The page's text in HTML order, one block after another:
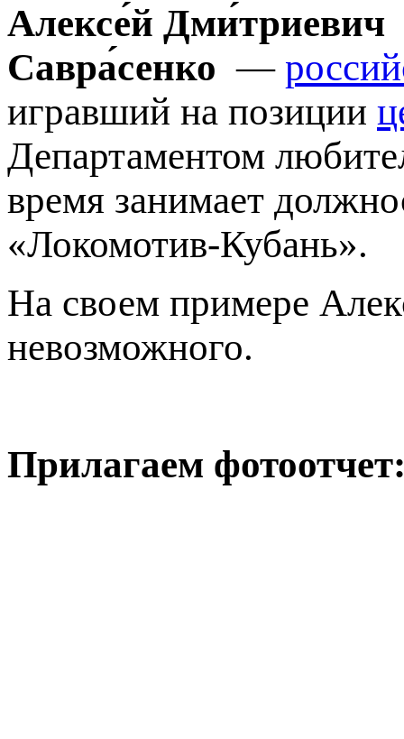
Алексе́й Дми́триевич
Савра́сенко —
игравший на позиции
Департаментом
время занимает
«Локомотив-Кубань».
На своем примере
невозможного.
Прилагаем